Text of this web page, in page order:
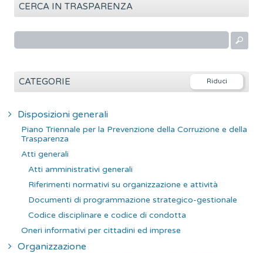
CERCA IN TRASPARENZA
r
CATEGORIE
Disposizioni generali
Piano Triennale per la Prevenzione della Corruzione e della
Trasparenza
Atti generali
Atti amministrativi generali
Riferimenti normativi su organizzazione e attività
Documenti di programmazione strategico-gestionale
Codice disciplinare e codice di condotta
Oneri informativi per cittadini ed imprese
Organizzazione